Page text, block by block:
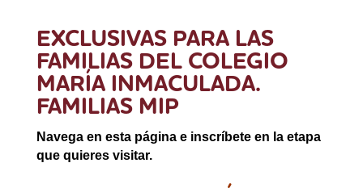
EXCLUSIVAS PARA LAS
FAMILIAS DEL COLEGIO
MARÍA INMACULADA.
FAMILIAS MIP
Navega en esta página e inscríbete en la etapa
que quieres visitar.